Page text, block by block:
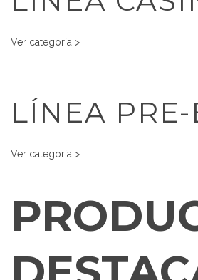
Ver categoría >
LÍNEA
Ver categoría >